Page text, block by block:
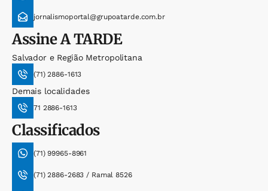
jornalismoportal@grupoatarde.com.br
AssineA TARDE
Salvador e Região Metropolitana
(71) 2886-1613
Demais localidades
71 2886-1613
Classificados
(71) 99965-8961
(71) 2886-2683 / Ramal 8526